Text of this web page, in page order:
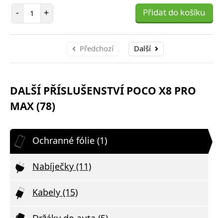
- Počet položek
+ Přidat do košíku
Předchozí Další
DALŠÍ PŘÍSLUŠENSTVÍ POCO X8 PRO
MAX (78)
Ochranné fólie (1)
Nabíječky (11)
Kabely (15)